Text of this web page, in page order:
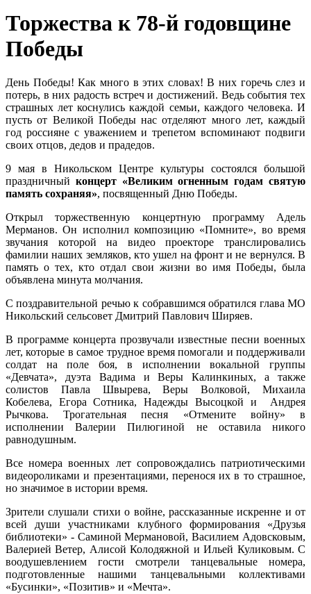
Торжества к 78-й годовщине
Победы
День Победы! Как много в этих словах! В них горечь слез и
потерь, в них радость встреч и достижений. Ведь события тех
страшных лет коснулись каждой семьи, каждого человека. И
пусть от Великой Победы нас отделяют много лет, каждый
год россияне с уважением и трепетом вспоминают подвиги
своих отцов, дедов и прадедов.
9 мая в Никольском Центре культуры состоялся большой
праздничный концерт «Великим огненным годам святую
память сохраняя», посвященный Дню Победы.
Открыл торжественную концертную программу Адель
Мерманов. Он исполнил композицию «Помните», во время
звучания которой на видео проекторе транслировались
фамилии наших земляков, кто ушел на фронт и не вернулся. В
память о тех, кто отдал свои жизни во имя Победы, была
объявлена минута молчания.
С поздравительной речью к собравшимся обратился глава МО
Никольский сельсовет Дмитрий Павлович Ширяев.
В программе концерта прозвучали известные песни военных
лет, которые в самое трудное время помогали и поддерживали
солдат на поле боя, в исполнении вокальной группы
«Девчата», дуэта Вадима и Веры Калинкиных, а также
солистов Павла Швырева, Веры Волковой, Михаила
Кобелева, Егора Сотника, Надежды Высоцкой и Андрея
Рычкова. Трогательная песня «Отмените войну» в
исполнении Валерии Пилюгиной не оставила никого
равнодушным.
Все номера военных лет сопровождались патриотическими
видеороликами и презентациями, перенося их в то страшное,
но значимое в истории время.
Зрители слушали стихи о войне, рассказанные искренне и от
всей души участниками клубного формирования «Друзья
библиотеки» - Саминой Мермановой, Василием Адовсковым,
Валерией Ветер, Алисой Колодяжной и Ильей Куликовым. С
воодушевлением гости смотрели танцевальные номера,
подготовленные нашими танцевальными коллективами
«Бусинки», «Позитив» и «Мечта».